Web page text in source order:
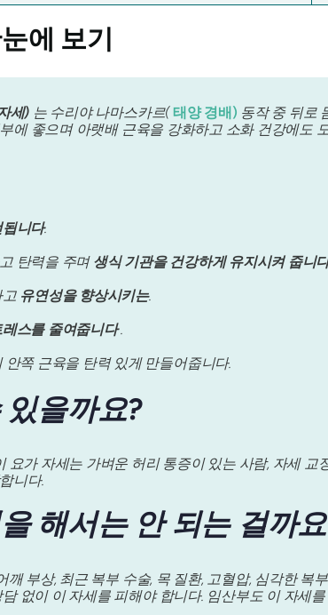
에 보기
세) 는 수리야 나마스카르(태양 경배) 동작 중 뒤로
에 좋으며 아랫배 근육을 강화하고 소화 건강에도
됩니다.
탄력을 주며 생식 기관을 건강하게 유지시켜 줍니
고 유연성을 향상시키는.
스를 줄여줍니다.
쪽 근육을 탄력 있게 만들어줍니다.
있을까요?
요가 자세는 가벼운 허리 통증이 있는 사람, 자세
니다.
해서는 안 되는 걸까
깨 부상, 최근 복부 수술, 목 질환, 고혈압, 심각한
없이 이 자세를 피해야 합니다. 임산부도 이 자세